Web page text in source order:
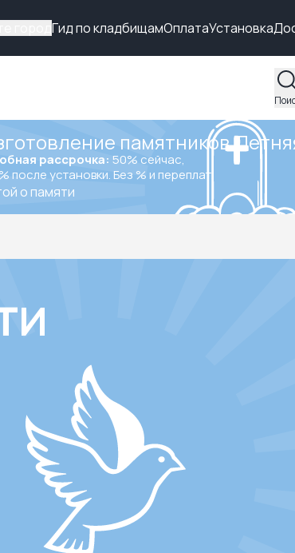
Гид по кладбищамОплатаУстановка
памятников.
рассрочка: 50% сейчас,
после установки. Без % и переплат.
о памяти